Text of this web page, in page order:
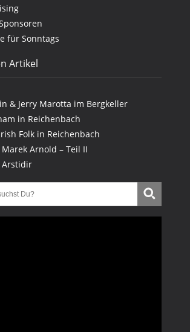
für Sonntags
Artikel
& Jerry Marotta im Bergkeller
in Reichenbach
Folk in Reichenbach
Arnold – Teil II
Arstidir